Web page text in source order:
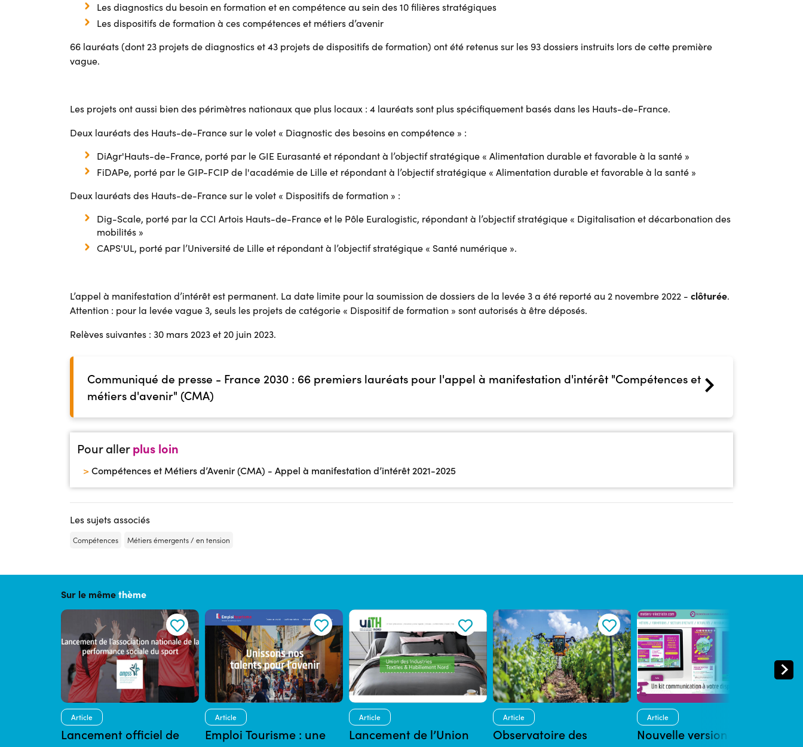
Les diagnostics du besoin en formation et en compétence au sein des 10 filières stratégiques
Les dispositifs de formation à ces compétences et métiers d’avenir
66 lauréats (dont 23 projets de diagnostics et 43 projets de dispositifs de formation) ont été retenus sur les 93 dossiers instruits lors de cette première
vague.
Les projets ont aussi bien des périmètres nationaux que plus locaux : 4 lauréats sont plus spécifiquement basés dans les Hauts-de-France.
Deux lauréats des Hauts-de-France sur le volet « Diagnostic des besoins en compétence » :
DiAgr'Hauts-de-France, porté par le GIE Eurasanté et répondant à l’objectif stratégique « Alimentation durable et favorable à la santé »
FiDAPe, porté par le GIP-FCIP de l'académie de Lille et répondant à l’objectif stratégique « Alimentation durable et favorable à la santé »
Deux lauréats des Hauts-de-France sur le volet « Dispositifs de formation » :
Dig-Scale, porté par la CCI Artois Hauts-de-France et le Pôle Euralogistic, répondant à l’objectif stratégique « Digitalisation et décarbonation des
mobilités »
CAPS'UL, porté par l’Université de Lille et répondant à l’objectif stratégique « Santé numérique ».
L’appel à manifestation d’intérêt est permanent. La date limite pour la soumission de dossiers de la levée 3 a été reporté au 2 novembre 2022 - clôturée.
Attention : pour la levée vague 3, seuls les projets de catégorie « Dispositif de formation » sont autorisés à être déposés.
Relèves suivantes : 30 mars 2023 et 20 juin 2023.
Communiqué de presse - France 2030 : 66 premiers lauréats pour l'appel à manifestation d'intérêt "Compétences et
métiers d'avenir" (CMA)
Pour allerplus loin
>Compétences et Métiers d’Avenir (CMA) - Appel à manifestation d’intérêt 2021-2025
Les sujets associés
Compétences Métiers émergents / en tension
Sur le mêmethème
Article
Lancement officiel de
Article
Emploi Tourisme : une
Article
Lancement de l’Union
Article
Observatoire des
Article
Nouvelle version du site